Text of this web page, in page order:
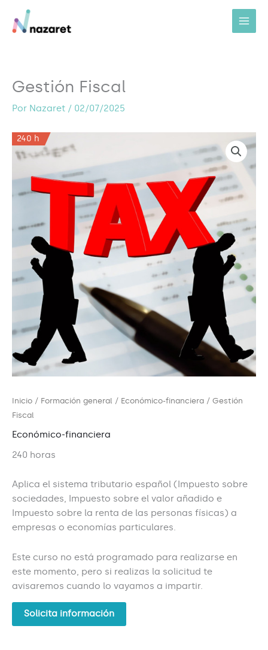
contenido
Gestión Fiscal
Por Nazaret / 02/07/2025
240 h
Inicio / Formación general / Económico-financiera / Gestión
Fiscal
Económico-financiera
240 horas
Aplica el sistema tributario español (Impuesto sobre
sociedades, Impuesto sobre el valor añadido e
Impuesto sobre la renta de las personas físicas) a
empresas o economías particulares.
Este curso no está programado para realizarse en
este momento, pero si realizas la solicitud te
avisaremos cuando lo vayamos a impartir.
Solicita información